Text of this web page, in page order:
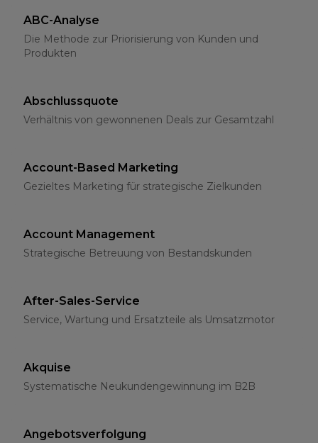
ABC-Analyse
Die Methode zur Priorisierung von Kunden und
Produkten
Abschlussquote
Verhältnis von gewonnenen Deals zur Gesamtzahl
Account-Based Marketing
Gezieltes Marketing für strategische Zielkunden
Account Management
Strategische Betreuung von Bestandskunden
After-Sales-Service
Service, Wartung und Ersatzteile als Umsatzmotor
Akquise
Systematische Neukundengewinnung im B2B
Angebotsverfolgung